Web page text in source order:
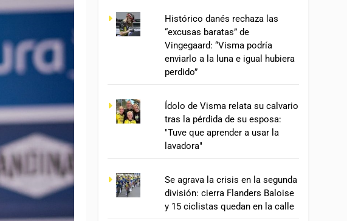
Histórico danés rechaza las
“excusas baratas” de
Vingegaard: “Visma podría
enviarlo a la luna e igual hubiera
perdido”
Ídolo de Visma relata su calvario
tras la pérdida de su esposa:
"Tuve que aprender a usar la
lavadora"
Se agrava la crisis en la segunda
división: cierra Flanders Baloise
y 15 ciclistas quedan en la calle